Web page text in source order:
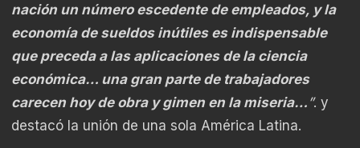
nación un número escedente de empleados, y la
economía de sueldos inútiles es indispensable
que preceda a las aplicaciones de la ciencia
económica… una gran parte de trabajadores
carecen hoy de obra y gimen en la miseria… ”. y
destacó la unión de una sola América Latina.